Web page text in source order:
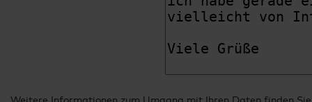
Weitere Informationen zum Umgang mit Ihren Daten finden